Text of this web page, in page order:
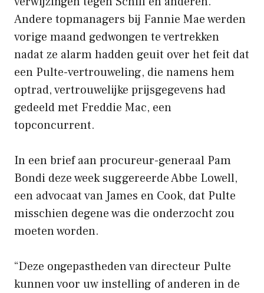
Andere topmanagers bij Fannie Mae werden
vorige maand gedwongen te vertrekken
nadat ze alarm hadden geuit over het feit dat
een Pulte-vertrouweling, die namens hem
optrad, vertrouwelijke prijsgegevens had
gedeeld met Freddie Mac, een
topconcurrent.
In een brief aan procureur-generaal Pam
Bondi deze week suggereerde Abbe Lowell,
een advocaat van James en Cook, dat Pulte
misschien degene was die onderzocht zou
moeten worden.
“Deze ongepastheden van directeur Pulte
kunnen voor uw instelling of anderen in de